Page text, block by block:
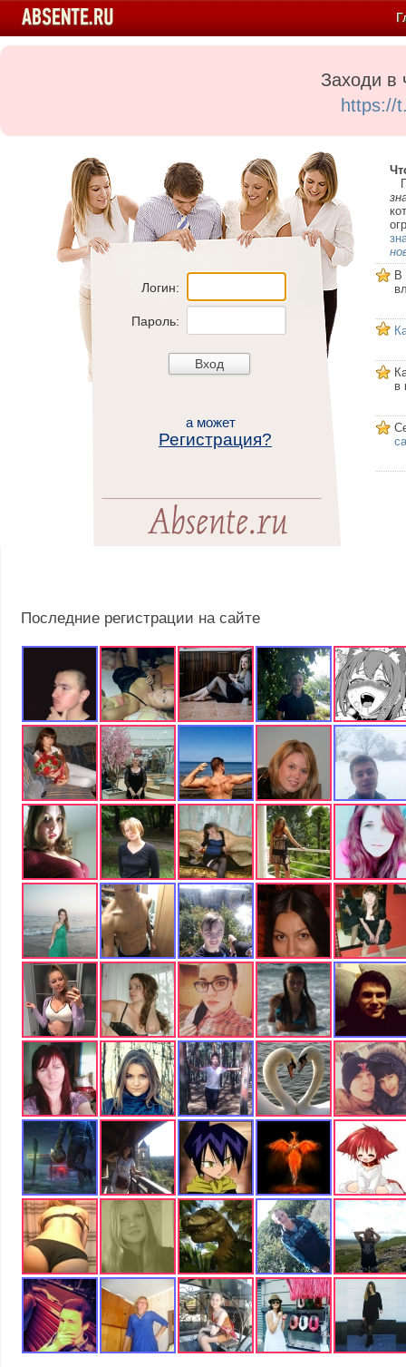
Заходи в
https://
Логин:
Пароль:
а может
Регистрация?
В
в
Последние регистрации на сайте